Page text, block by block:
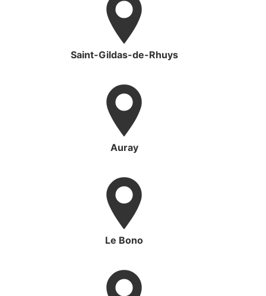
Saint-Gildas-de-Rhuys
Auray
Le Bono